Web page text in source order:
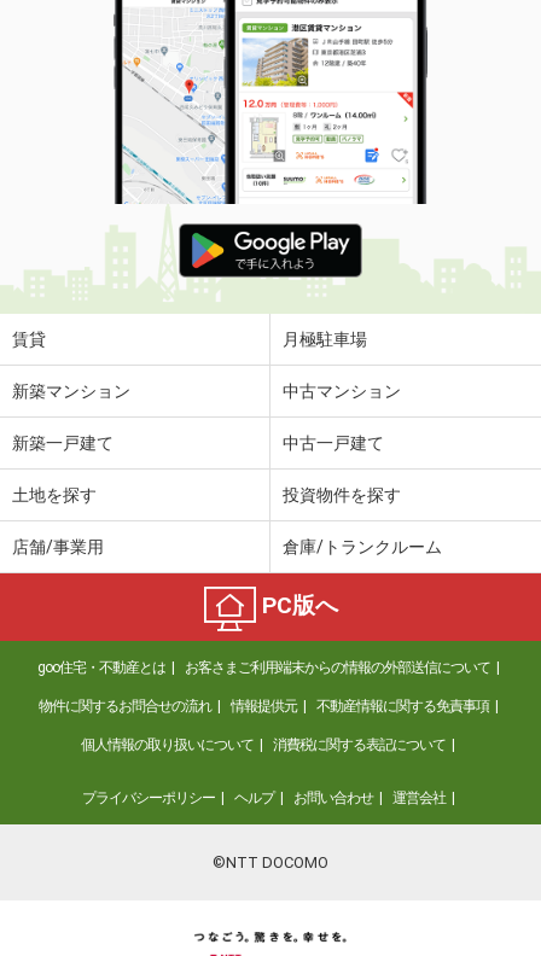
京都府宇治市伊勢田町中ノ田
価 格
1,080万円
住 所
京都府宇治市伊勢田町中ノ田
建物面積 77.01m²
土地面積 42m²
京都府八幡市橋本新石
価 格
2,699万円
住 所
京都府八幡市橋本新石
建物面積
181.78m²
京都府京都市北区小山東元町
2,590万円
2,680万円
住 所
京都府亀岡市篠町広田３
建物面積 93.23m²
土地面積
114.97m²
京都府京都市北区西賀茂南今原町
価 格
780万円
住 所
京都府京都市北区西賀茂南今原町
49.42m²
京都府京都市山科区大宅五反畑町
賃貸 月極駐車場
新築マンション 中古マンション
新築一戸建て 中古一戸建て
土地を探す 投資物件を探す
店舗/事業用 倉庫/トランクルーム
PC版へ
goo住宅・不動産とは お客さまご利用端末からの情報の外部送信について
物件に関するお問合せの流れ 情報提供元 不動産情報に関する免責事項
個人情報の取り扱いについて 消費税に関する表記について
プライバシーポリシー ヘルプ お問い合わせ 運営会社
©NTT DOCOMO